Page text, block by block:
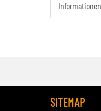
Informationen
SITEMAP